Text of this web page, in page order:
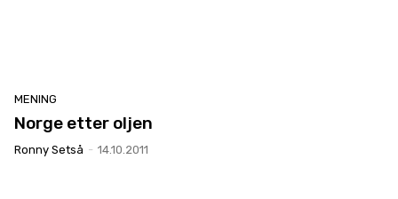
MENING
Norge etter oljen
Ronny Setså - 14.10.2011